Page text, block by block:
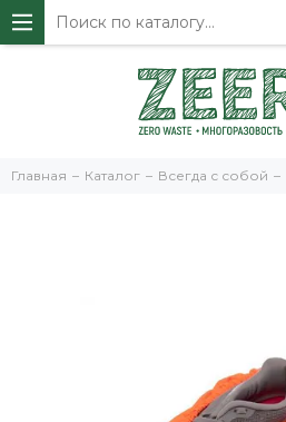
Главная Каталог Всегда с собой